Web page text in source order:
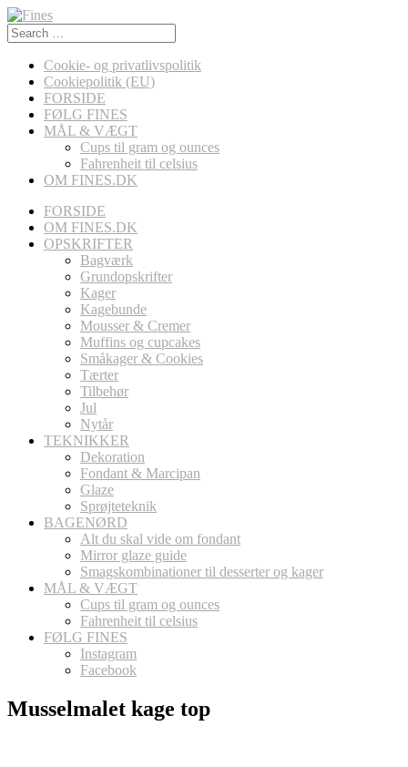
Search
for:
Cookie- og privatlivspolitik
Cookiepolitik (EU)
FORSIDE
FØLG FINES
MÅL & VÆGT
Cups til gram og ounces
Fahrenheit til celsius
OM FINES.DK
FORSIDE
OM FINES.DK
OPSKRIFTER
Bagværk
Grundopskrifter
Kager
Kagebunde
Mousser & Cremer
Muffins og cupcakes
Småkager & Cookies
Tærter
Tilbehør
Jul
Nytår
TEKNIKKER
Dekoration
Fondant & Marcipan
Glaze
Sprøjteteknik
BAGENØRD
Alt du skal vide om fondant
Mirror glaze guide
Smagskombinationer til desserter og kager
MÅL & VÆGT
Cups til gram og ounces
Fahrenheit til celsius
FØLG FINES
Instagram
Facebook
Musselmalet kage top